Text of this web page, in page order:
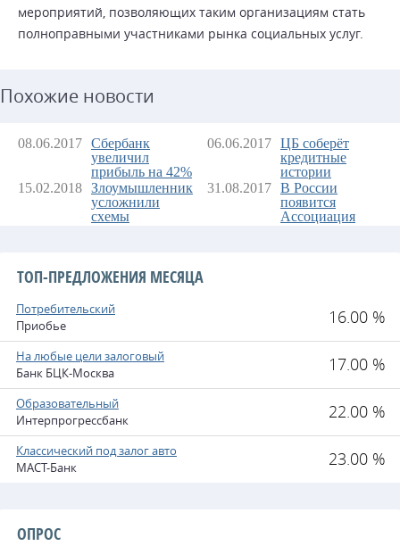
мероприятий, позволяющих таким организациям стать
полноправными участниками рынка социальных услуг.
Похожие новости
08.06.2017 Сбербанк
увеличил
прибыль на 42%
15.02.2018 Злоумышленники
усложнили
схемы
обналичивания
06.06.2017 ЦБ соберёт
кредитные
истории
заёмщиков
31.08.2017 В России
появится
Ассоциация
ТОП-ПРЕДЛОЖЕНИЯ МЕСЯЦА
Потребительский
Приобье
16.00 %
На любые цели залоговый
Банк БЦК-Москва
17.00 %
Образовательный
Интерпрогрессбанк
22.00 %
Классический под залог авто
МАСТ-Банк
23.00 %
ОПРОС